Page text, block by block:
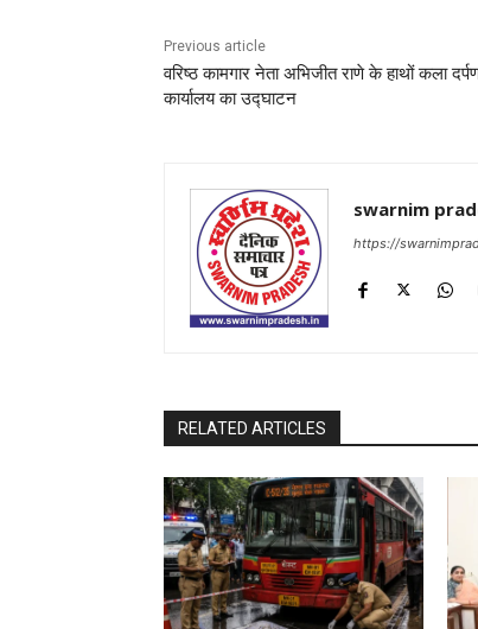
Previous article
वरिष्ठ कामगार नेता अभिजीत राणे के हाथों कला
कार्यालय का उद्घाटन
swarnim
https://
RELATED ARTICLES